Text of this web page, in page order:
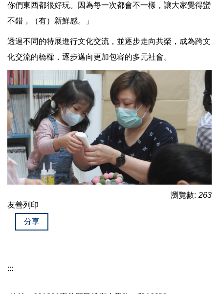
你們東西都很好玩。因為每一次都會不一樣，讓大家覺得蠻
不錯，（有）新鮮感。」
透過不同的特展進行文化交流，並逐步走向共榮，成為跨文
化交流的橋樑，逐步邁向更加包容的多元社會。
瀏覽數: 263
友善列印
分享
:::